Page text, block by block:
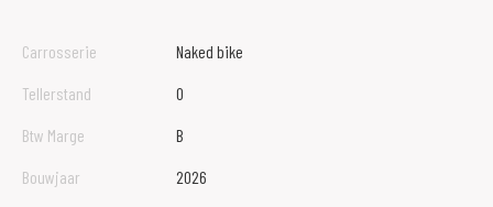
Carrosserie
Naked bike
Tellerstand
0
Btw Marge
B
Bouwjaar
2026